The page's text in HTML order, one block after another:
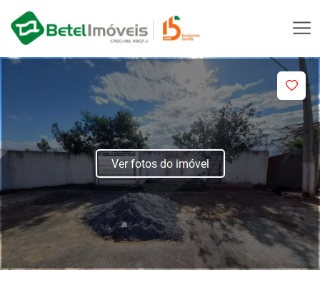
Ver fotos do imóvel